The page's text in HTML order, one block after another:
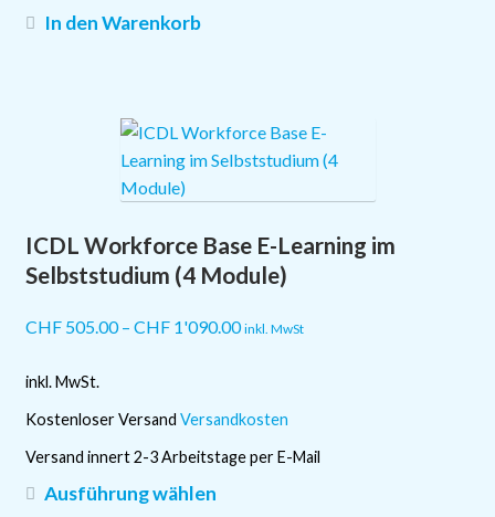
In den Warenkorb
ICDL Workforce Base E-Learning im
Selbststudium (4 Module)
CHF505.00– CHF1'090.00 inkl. MwSt
inkl. MwSt.
Kostenloser Versand Versandkosten
Versand innert 2-3 Arbeitstage per E-Mail
Ausführung wählenDieses